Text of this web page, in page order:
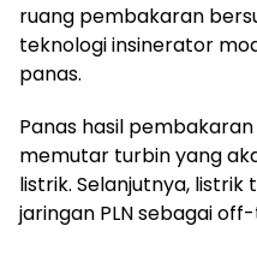
ruang pembakaran
teknologi insinerator
panas.
Panas hasil
memutar turbin yang
listrik. Selanjutnya,
jaringan PLN sebagai